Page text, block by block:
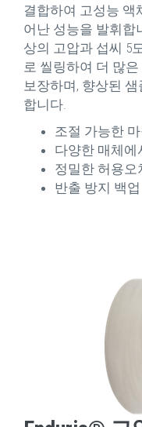
결합하여 고성능 액
어난 성능을 발휘합
상의 고압과 섭씨 5
로 씰링하여 더 많
보장하며, 향상된
합니다.
조절 가능한
다양한 매체에
정밀한 허용오
반출 방지 백